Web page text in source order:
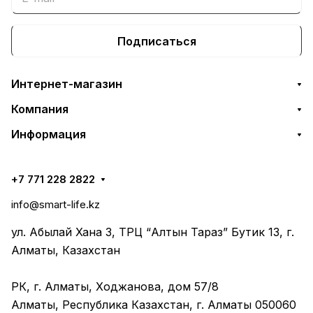
Подписаться
Интернет-магазин
Компания
Информация
+7 771 228 2822
info@smart-life.kz
ул. Абылай Хана 3, ТРЦ “Алтын Тараз” Бутик 13, г.
Алматы, Казахстан
РК, г. Алматы, Ходжанова, дом 57/8
Алматы, Республика Казахстан, г. Алматы 050060